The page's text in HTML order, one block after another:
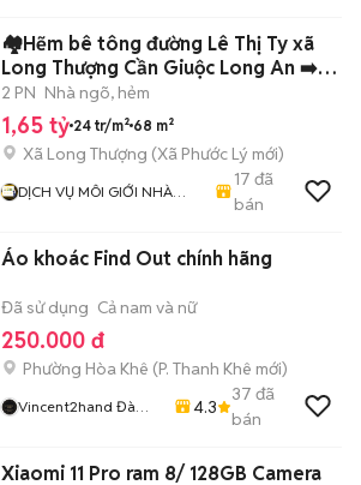
🏘️Hẽm bê tông đường Lê Thị Ty xã
Long Thượng Cần Giuộc Long An ➡️
giáp r
2 PN Nhà ngõ, hẻm
1,65 tỷ 24 tr/m² 68 m²
Xã Long Thượng (Xã Phước Lý mới)
DỊCH VỤ MÔI GIỚI NHÀ
17 đã
bán
Áo khoác Find Out chính hãng
Đã sử dụng Cả nam và nữ
250.000 đ
Phường Hòa Khê (P. Thanh Khê mới)
Vincent2hand Đà
4.3
37 đã
bán
Xiaomi 11 Pro ram 8/ 128GB Camera